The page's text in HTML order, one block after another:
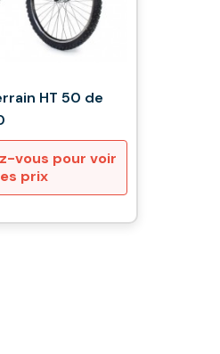
HT 50 de
vous pour voir
prix